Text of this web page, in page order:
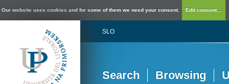
Our website uses cookies and for some of them we need your consent. Edit consent...
SLO
Search Browsing